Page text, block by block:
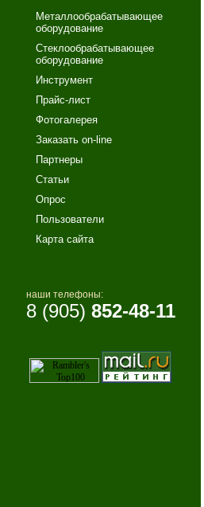
Металлообрабатывающее
оборудование
Стеклообрабатывающее
оборудование
Инструмент
Прайс-лист
Фотогалерея
Заказать on-line
Партнеры
Статьи
Опрос
Пользователи
Карта сайта
наши телефоны:
8 (905) 852-48-11